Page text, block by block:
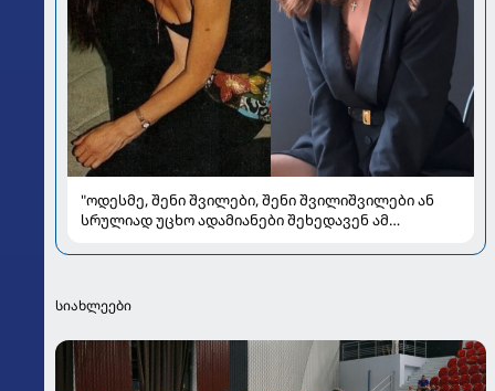
"ოდესმე, შენი შვილები, შენი შვილიშვილები ან
სრულიად უცხო ადამიანები შეხედავენ ამ
ყიფშიძეზე
სიახლეები